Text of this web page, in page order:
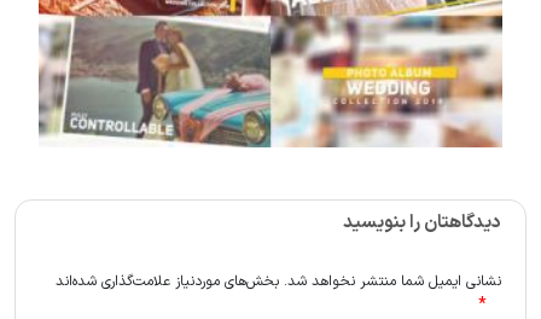
دیدگاهتان را بنویسید
نشانی ایمیل شما منتشر نخواهد شد. بخش‌های موردنیاز علامت‌گذاری شده‌اند
*